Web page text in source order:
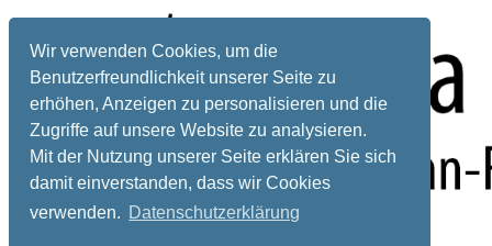
Wir verwenden Cookies, um die
Benutzerfreundlichkeit unserer Seite zu
erhöhen, Anzeigen zu personalisieren und die
Zugriffe auf unsere Website zu analysieren.
Mit der Nutzung unserer Seite erklären Sie sich
damit einverstanden, dass wir Cookies
verwenden. Datenschutzerklärung